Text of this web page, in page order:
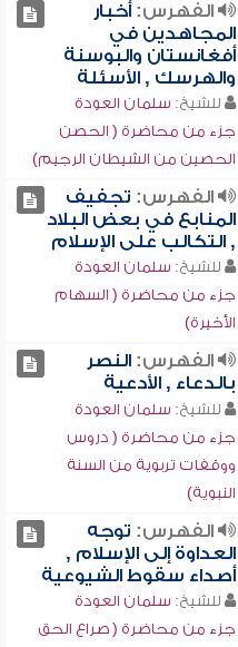
الفهرس:أخبار
المجاهدين في
أفغانستان والبوسنة
والهرسك , الأسئلة
للشيخ: سلمان العودة
جزء من محاضرة ( الحصن
الحصين من الشيطان الرجيم)
الفهرس: تجفيف
المنابع في بعض البلاد
, التكالب على الإسلام
للشيخ: سلمان العودة
جزء من محاضرة ( السهام
الأخيرة)
الفهرس:النصر
بالدعاء , الأدعية
للشيخ: سلمان العودة
جزء من محاضرة ( دروس
ووقفات تربوية من السنة
النبوية)
الفهرس: توجه
العداوة إلى الإسلام ,
أصداء سقوط الشيوعية
للشيخ: سلمان العودة
جزء من محاضرة ( صراع الحق